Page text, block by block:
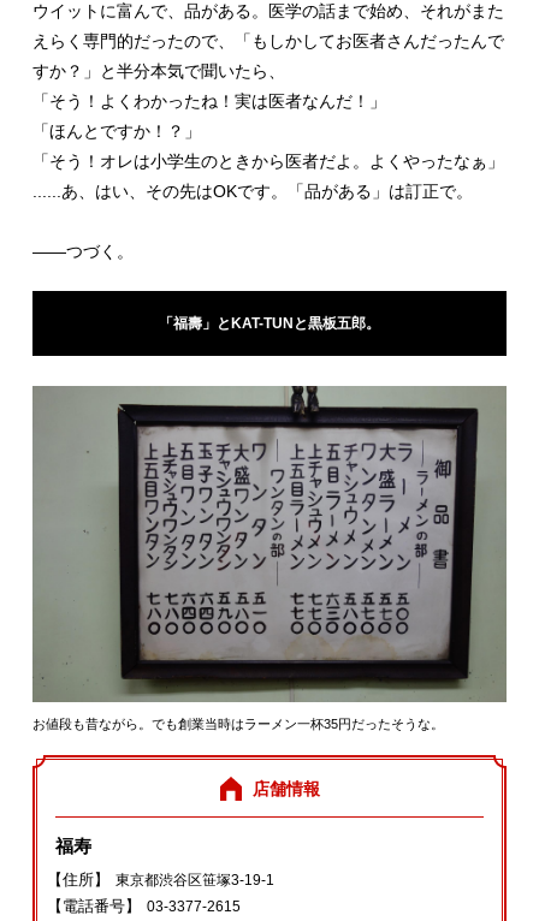
ウイットに富んで、品がある。医学の話まで始め、それがまた
えらく専門的だったので、「もしかしてお医者さんだったんで
すか？」と半分本気で聞いたら、
「そう！よくわかったね！実は医者なんだ！」
「ほんとですか！？」
「そう！オレは小学生のときから医者だよ。よくやったなぁ」
......あ、はい、その先はOKです。「品がある」は訂正で。
――つづく。
「福壽」とKAT-TUNと黒板五郎。
お値段も昔ながら。でも創業当時はラーメン一杯35円だったそうな。
店舗情報
福寿
【住所】 東京都渋谷区笹塚3-19-1
【電話番号】 03-3377-2615